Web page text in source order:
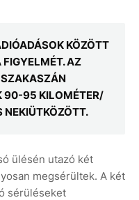
KÖZÖTT
FIGYELMÉT. AZ
90-95 KILOMÉTER/
NEKIÜTKÖZÖTT.
ülésén utazó két
megsérültek. A két
sérüléseket